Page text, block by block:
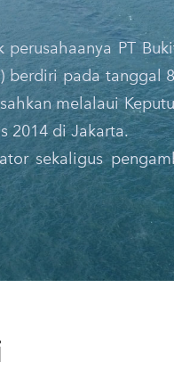
PT
berdiri pada
melalaui
2014 di Jakarta.
sekaligus